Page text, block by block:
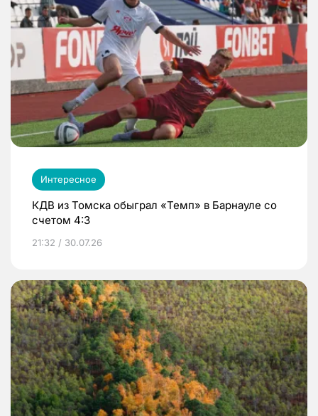
Интересное
КДВ из Томска обыграл «Темп» в Барнауле со
счетом 4:3
21:32 / 30.07.26